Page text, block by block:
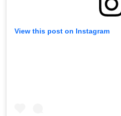
View this post on Instagram